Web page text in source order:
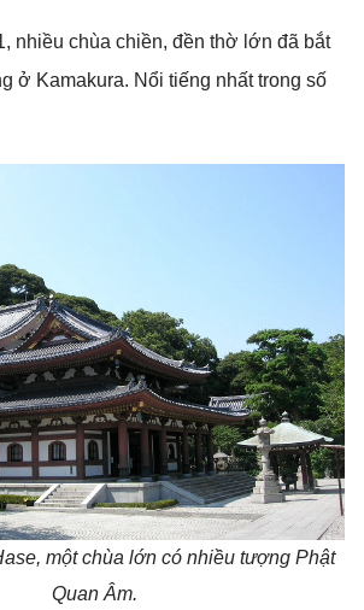
nhiều chùa chiền, đền thờ lớn đã bắt
ở Kamakura. Nổi tiếng nhất trong số
một chùa lớn có nhiều tượng Phật
Quan Âm.